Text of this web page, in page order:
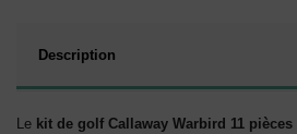
Description
Le kit de golf Callaway Warbird 11 pièces